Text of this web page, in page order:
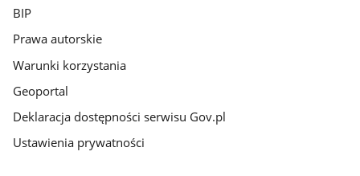
BIP
Prawa autorskie
Warunki korzystania
Geoportal
Deklaracja dostępności serwisu Gov.pl
Ustawienia prywatności